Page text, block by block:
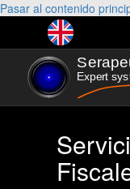
Pasar al contenido